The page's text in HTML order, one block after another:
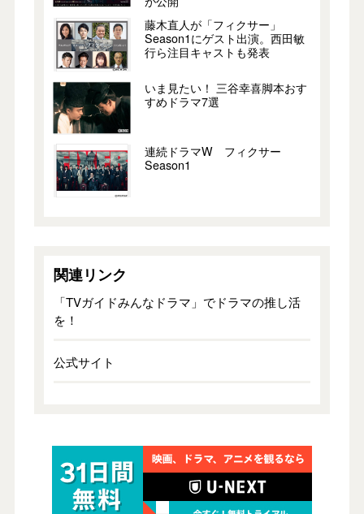
藤木直人が「フィクサー」
Season1にゲスト出演。西田敏
行ら注目キャストも発表
いま見たい！ 三谷幸喜脚本おす
すめドラマ7選
連続ドラマW フィクサー
Season1
関連リンク
「TVガイドみんなドラマ」でドラマの推し活
を！
公式サイト